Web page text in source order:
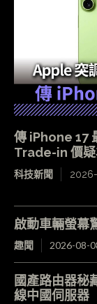
傳 iPhone 17
Trade-in 價疑
科技新聞
啟動車輛螢幕
趣聞 2026-08-
國產路由器秘
線中國伺服器